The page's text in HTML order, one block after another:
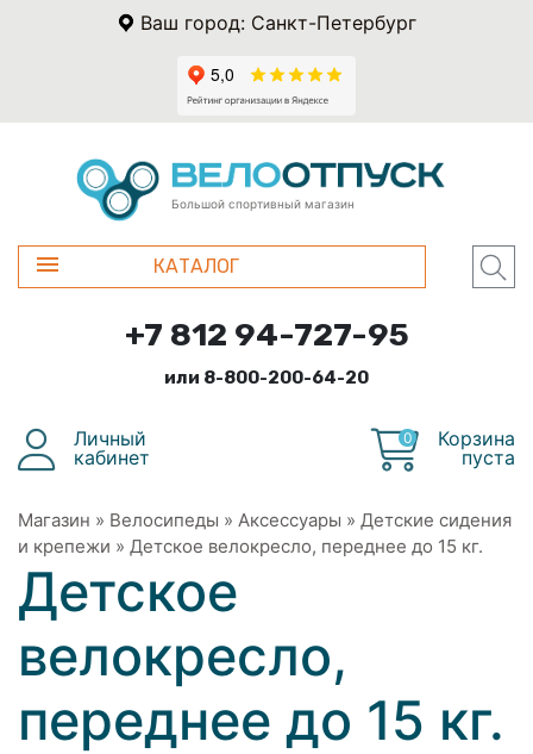
Ваш город: Санкт-Петербург
Большой спортивный магазин
КАТАЛОГ
+7 812 94-727-95
или 8-800-200-64-20
Личный
кабинет
0
Корзина
пуста
Магазин » Велосипеды » Аксессуары » Детские сидения
и крепежи » Детское велокресло, переднее до 15 кг.
Детское
велокресло,
переднее до 15 кг.